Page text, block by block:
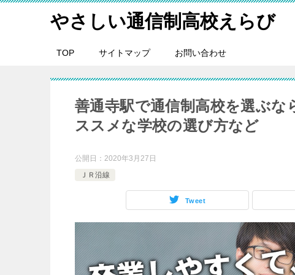
やさしい通信制高校えらび
TOP サイトマップ お問い合わせ
善通寺駅で通信制高校を選ぶ
ススメな学校の選び方など
公開日： 2020年3月27日
ＪＲ沿線
Tweet